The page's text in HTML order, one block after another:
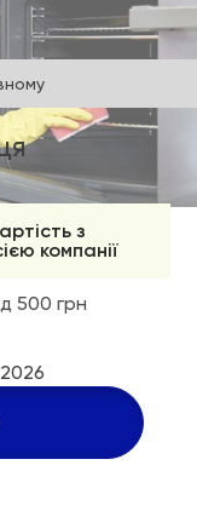
з
компанії
500 грн